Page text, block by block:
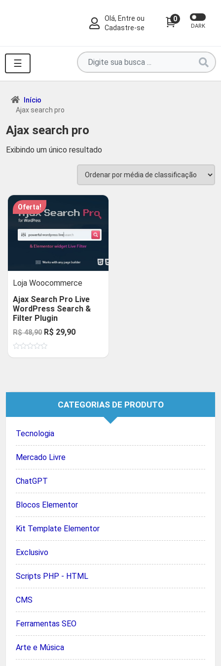
Olá, Entre ou
Cadastre-se
0
DARK
☰
Pesquise
por
produtos
Início
Ajax search pro
Ajax search pro
Exibindo um único resultado
Oferta!
Loja Woocommerce
Ajax Search Pro Live
WordPress Search &
Filter Plugin
R$48,90 O
preço
original
R$ 29,90O
atual
CATEGORIAS DE PRODUTO
Tecnologia
Mercado Livre
ChatGPT
Blocos Elementor
Kit Template Elementor
Exclusivo
Scripts PHP - HTML
CMS
Ferramentas SEO
Arte e Música